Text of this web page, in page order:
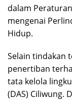
dalam
mengenai
Hidup.
Selain tindakan
penertiban
tata kelola
(DAS) Ciliwung.